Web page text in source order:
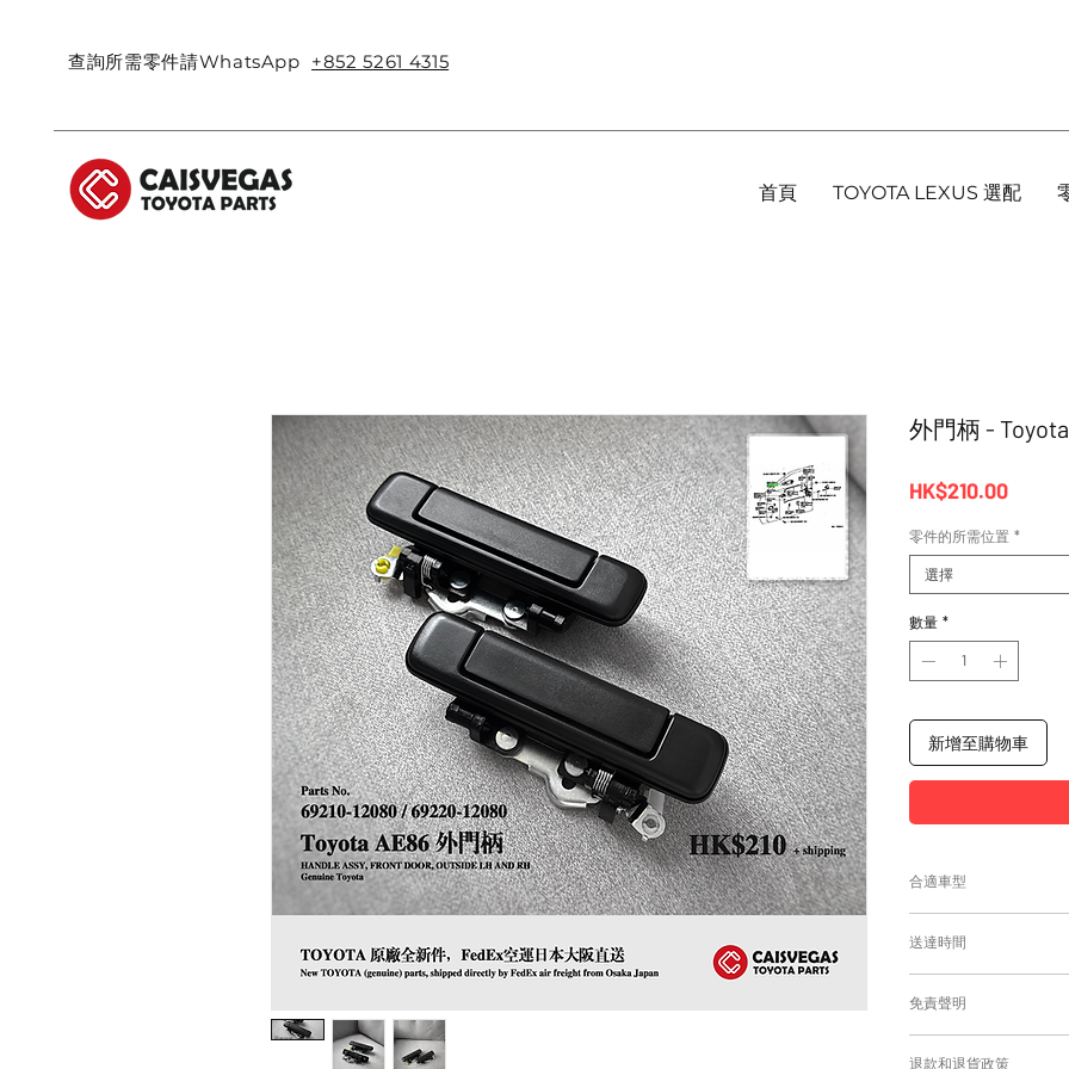
查詢所需零件請WhatsApp +852 5261 4315
首頁 TOYOTA LEXUS 選配
外門柄 -
HK$210.00價
零件的所需位置 *
選擇
數量 *
新增至購物車
合適車型
送達時間
零件均從車廠或供應
需時感謝您的耐心等
免責聲明
退款和退貨政策